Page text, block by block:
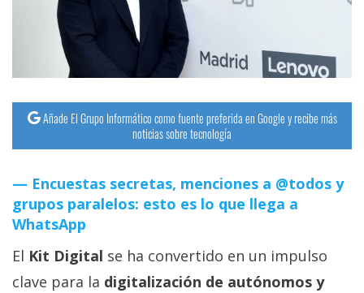
y
Tutoriales
Ciberseguridad
Sistemas
operativos
Profesional
Añade El Grupo Informático como fuente preferida en Google y recibe más
noticias sobre tecnología
Encuestas secretas, menciones a @todos y
grupos paralelos: esto es lo que llega a
WhatsApp
El Kit Digital se ha convertido en un impulso
clave para la digitalización de autónomos y